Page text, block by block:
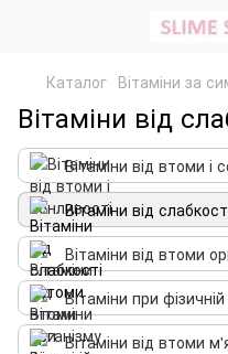
Каталог Вітаміни за
Вітаміни від
Вітаміни від втоми і
Вітаміни від
Вітаміни від втоми
Вітаміни при
Вітаміни від втоми